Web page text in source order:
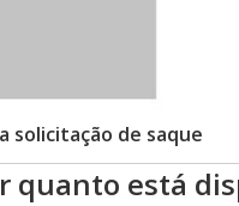
solicitação de saque
quanto está